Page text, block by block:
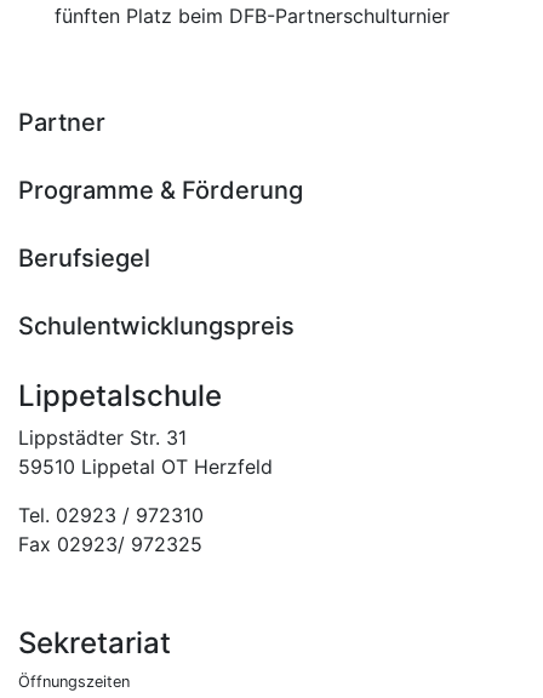
fünften Platz beim DFB-Partnerschulturnier
Partner
Programme & Förderung
Berufsiegel
Schulentwicklungspreis
Lippetalschule
Lippstädter Str. 31
59510 Lippetal OT Herzfeld
Tel. 02923 / 972310
Fax 02923/ 972325
Sekretariat
Öffnungszeiten